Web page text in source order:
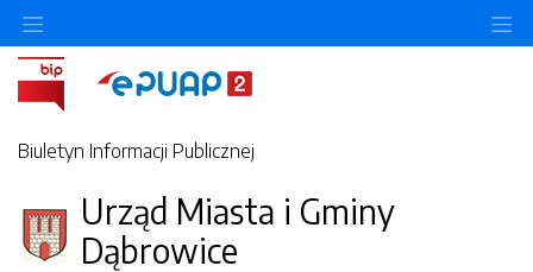
Biuletyn Informacji Publicznej
Urząd Miasta i Gminy
Dąbrowice